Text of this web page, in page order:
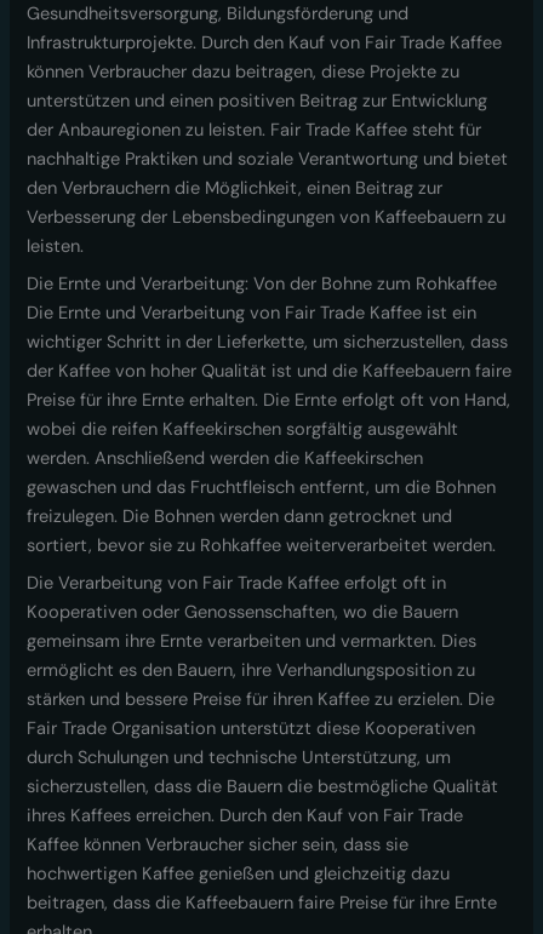
Gesundheitsversorgung, Bildungsförderung und
Infrastrukturprojekte. Durch den Kauf von Fair Trade Kaffee
können Verbraucher dazu beitragen, diese Projekte zu
unterstützen und einen positiven Beitrag zur Entwicklung
der Anbauregionen zu leisten. Fair Trade Kaffee steht für
nachhaltige Praktiken und soziale Verantwortung und bietet
den Verbrauchern die Möglichkeit, einen Beitrag zur
Verbesserung der Lebensbedingungen von Kaffeebauern zu
leisten.
Die Ernte und Verarbeitung: Von der Bohne zum Rohkaffee
Die Ernte und Verarbeitung von Fair Trade Kaffee ist ein
wichtiger Schritt in der Lieferkette, um sicherzustellen, dass
der Kaffee von hoher Qualität ist und die Kaffeebauern faire
Preise für ihre Ernte erhalten. Die Ernte erfolgt oft von Hand,
wobei die reifen Kaffeekirschen sorgfältig ausgewählt
werden. Anschließend werden die Kaffeekirschen
gewaschen und das Fruchtfleisch entfernt, um die Bohnen
freizulegen. Die Bohnen werden dann getrocknet und
sortiert, bevor sie zu Rohkaffee weiterverarbeitet werden.
Die Verarbeitung von Fair Trade Kaffee erfolgt oft in
Kooperativen oder Genossenschaften, wo die Bauern
gemeinsam ihre Ernte verarbeiten und vermarkten. Dies
ermöglicht es den Bauern, ihre Verhandlungsposition zu
stärken und bessere Preise für ihren Kaffee zu erzielen. Die
Fair Trade Organisation unterstützt diese Kooperativen
durch Schulungen und technische Unterstützung, um
sicherzustellen, dass die Bauern die bestmögliche Qualität
ihres Kaffees erreichen. Durch den Kauf von Fair Trade
Kaffee können Verbraucher sicher sein, dass sie
hochwertigen Kaffee genießen und gleichzeitig dazu
beitragen, dass die Kaffeebauern faire Preise für ihre Ernte